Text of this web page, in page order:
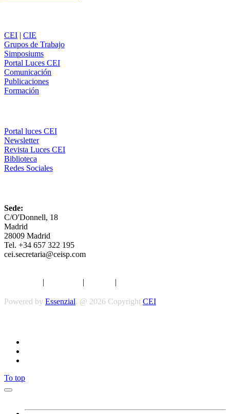
CEI | CIE
Grupos de Trabajo
Simposiums
Portal Luces CEI
Comunicación
Publicaciones
Formación
Portal luces CEI
Newsletter
Revista Luces CEI
Biblioteca
Redes Sociales
Sede:
C/O'Donnell, 18
Madrid
28009 Madrid
Tel. +34 657 322 195
cei.secretaria@ceisp.com
| | |
Powered by Essenzial. @ 2026 Copyright CEI
To top